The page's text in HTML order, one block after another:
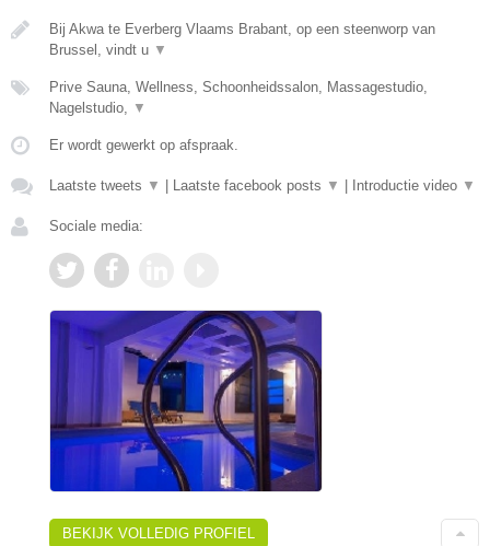
Bij Akwa te Everberg Vlaams Brabant, op een steenworp van
Brussel, vindt u ▼
Prive Sauna, Wellness, Schoonheidssalon, Massagestudio,
Nagelstudio, ▼
Er wordt gewerkt op afspraak.
Laatste tweets ▼ Laatste facebook posts ▼ Introductie video ▼
Sociale media:
BEKIJK VOLLEDIG PROFIEL